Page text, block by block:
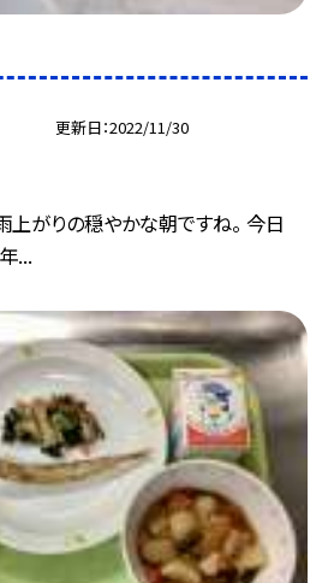
更新日 2022/11/30
上がりの穏やかな朝ですね。 今日
...